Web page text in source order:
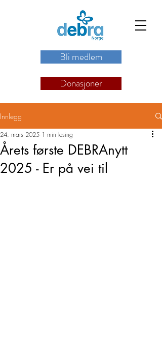
Donasjoner
Bli medlem
Innlegg
Årets første DEBRAnytt
2025 - Er på vei til
24. mars 2025 1 min lesing